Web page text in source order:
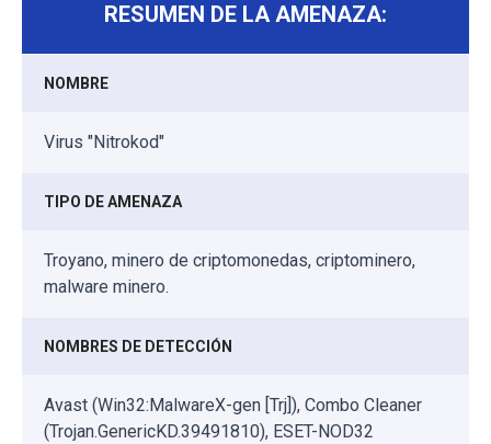
RESUMEN DE LA AMENAZA:
NOMBRE
Virus "Nitrokod"
TIPO DE AMENAZA
Troyano, minero de criptomonedas, criptominero,
malware minero.
NOMBRES DE DETECCIÓN
Avast (Win32:MalwareX-gen [Trj]), Combo Cleaner
(Trojan.GenericKD.39491810), ESET-NOD32